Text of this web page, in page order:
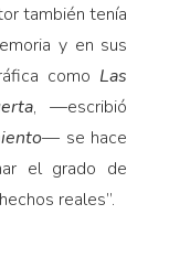
también tenía
y en sus
como Las
, —escribió
— se hace
el grado de
reales”.